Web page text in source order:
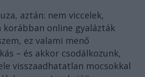
aztán: nem viccelek,
korábban online gyalázták
ez valami menő
– és akkor csodálkozunk,
visszaadhatatlan mocsokkal